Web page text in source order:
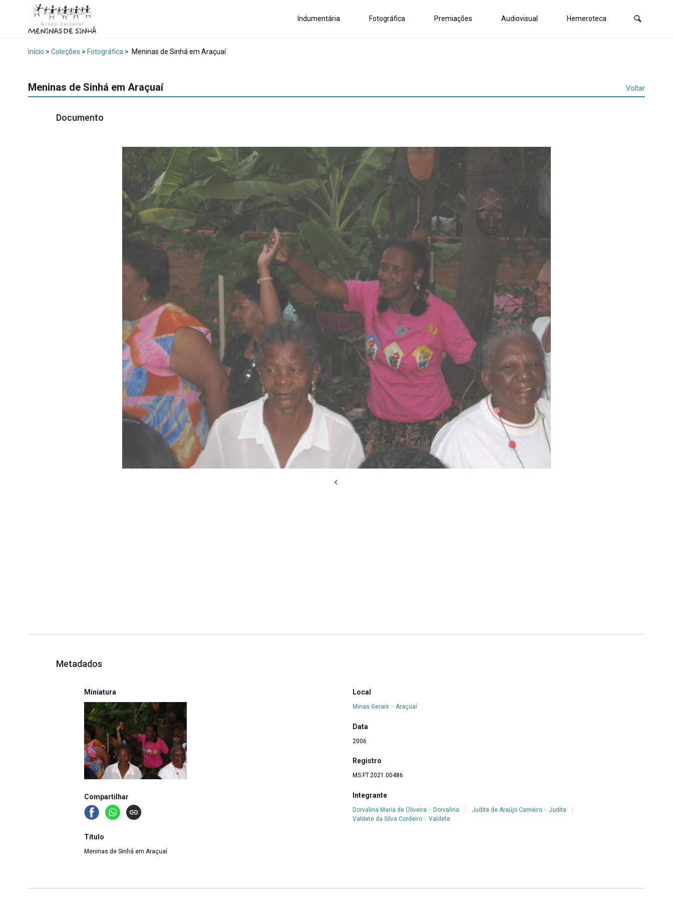
Indumentária Fotográfica Premiações Audiovisual Hemeroteca
Início > Coleções > Fotográfica > Meninas de Sinhá em Araçuaí
Meninas de Sinhá em Araçuaí Voltar
Documento
Metadados
Miniatura
Compartilhar
Título
Meninas de Sinhá em Araçuaí
Local
Minas Gerais > Araçuaí
Data
2006
Registro
MS.FT.2021.00486
Integrante
Dorvalina Maria de Oliveira > Dorvalina | Judite de Araújo Carneiro > Judite
|
Valdete da Silva Cordeiro > Valdete